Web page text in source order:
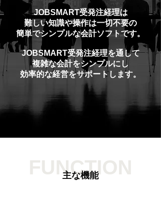
JOBSMART受発注経理は
難しい知識や操作は一切不要の
簡単でシンプルな会計ソフトです。
JOBSMART受発注経理を通して
複雑な会計をシンプルにし
効率的な経営をサポートします。
FUNCTION
​主な機能